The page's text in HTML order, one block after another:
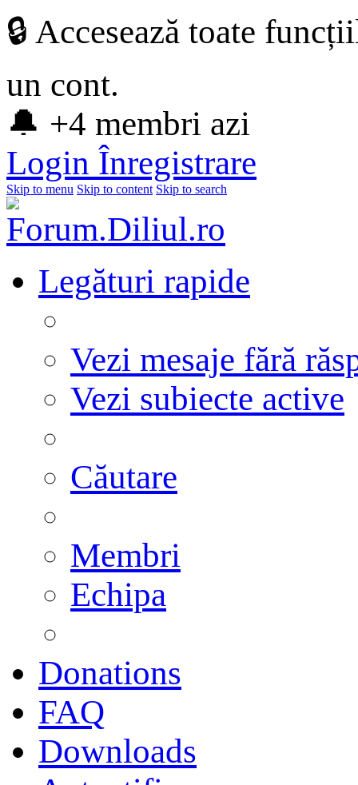
🔒 Accesează toate
un cont.
🔔 +4 membri azi
Login Înregistrare
Skip to menu Skip to content Skip to search
Legături rapide
Vezi mesaje fără
Vezi subiecte active
Căutare
Membri
Echipa
Donations
FAQ
Downloads